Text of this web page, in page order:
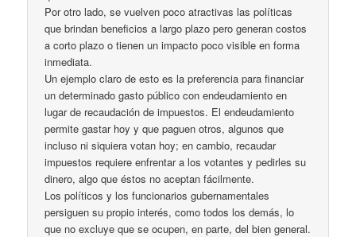
Por otro lado, se vuelven poco atractivas las políticas
que brindan beneficios a largo plazo pero generan costos
a corto plazo o tienen un impacto poco visible en forma
inmediata.
Un ejemplo claro de esto es la preferencia para financiar
un determinado gasto público con endeudamiento en
lugar de recaudación de impuestos. El endeudamiento
permite gastar hoy y que paguen otros, algunos que
incluso ni siquiera votan hoy; en cambio, recaudar
impuestos requiere enfrentar a los votantes y pedirles su
dinero, algo que éstos no aceptan fácilmente.
Los políticos y los funcionarios gubernamentales
persiguen su propio interés, como todos los demás, lo
que no excluye que se ocupen, en parte, del bien general.